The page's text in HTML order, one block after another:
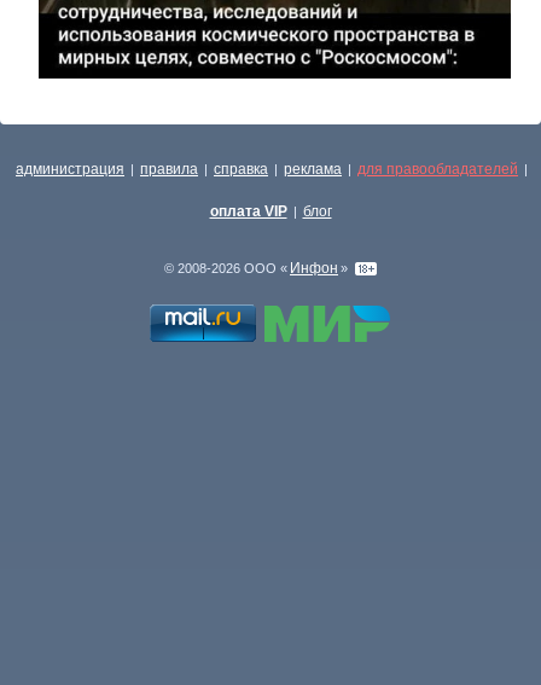
администрация | правила | справка | реклама | для правообладателей |
оплата VIP | блог
© 2008-2026 ООО « Инфон »